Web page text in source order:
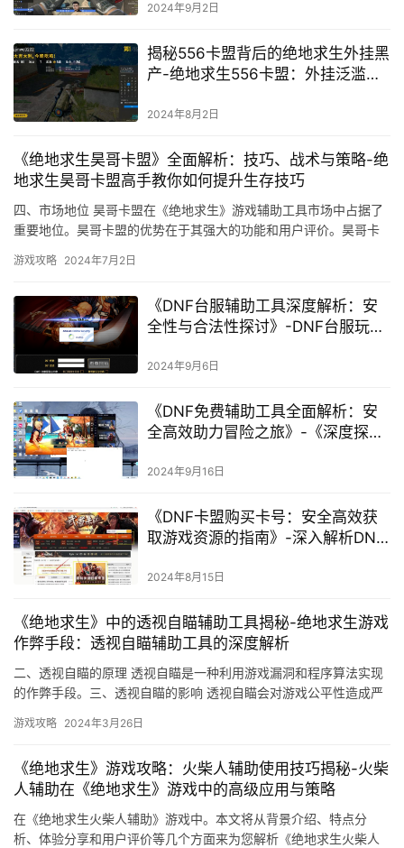
2024年9月2日
揭秘556卡盟背后的绝地求生外挂黑
产-绝地求生556卡盟：外挂泛滥与
2024年8月2日
《绝地求生昊哥卡盟》全面解析：技巧、战术与策略-绝
地求生昊哥卡盟高手教你如何提升生存技巧
四、市场地位 昊哥卡盟在《绝地求生》游戏辅助工具市场中占据了
重要地位。昊哥卡盟的优势在于其强大的功能和用户评价。昊哥卡
游戏攻略 2024年7月2日
《DNF台服辅助工具深度解析：安
全性与合法性探讨》-DNF台服玩家
2024年9月6日
《DNF免费辅助工具全面解析：安
全高效助力冒险之旅》-《深度探讨
件提升游戏体验》
2024年9月16日
《DNF卡盟购买卡号：安全高效获
取游戏资源的指南》-深入解析DNF
2024年8月15日
《绝地求生》中的透视自瞄辅助工具揭秘-绝地求生游戏
作弊手段：透视自瞄辅助工具的深度解析
二、透视自瞄的原理 透视自瞄是一种利用游戏漏洞和程序算法实现
的作弊手段。三、透视自瞄的影响 透视自瞄会对游戏公平性造成严
游戏攻略 2024年3月26日
《绝地求生》游戏攻略：火柴人辅助使用技巧揭秘-火柴
人辅助在《绝地求生》游戏中的高级应用与策略
在《绝地求生火柴人辅助》游戏中。本文将从背景介绍、特点分
析、体验分享和用户评价等几个方面来为您解析《绝地求生火柴人